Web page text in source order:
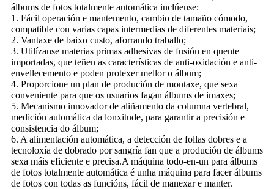
álbums de fotos totalmente automática inclúense:
1. Fácil operación e mantemento, cambio de tamaño cómodo,
compatible con varias capas intermedias de diferentes materiais;
2. Vantaxe de baixo custo, aforrando traballo;
3. Utilízanse materias primas adhesivas de fusión en quente
importadas, que teñen as características de anti-oxidación e anti-
envellecemento e poden protexer mellor o álbum;
4. Proporcione un plan de produción de montaxe, que sexa
conveniente para que os usuarios fagan álbums de imaxes;
5. Mecanismo innovador de aliñamento da columna vertebral,
medición automática da lonxitude, para garantir a precisión e
consistencia do álbum;
6. A alimentación automática, a detección de follas dobres e a
tecnoloxía de dobrado por sangría fan que a produción de álbums
sexa máis eficiente e precisa.A máquina todo-en-un para álbums
de fotos totalmente automática é unha máquina para facer álbums
de fotos con todas as funcións, fácil de manexar e manter.